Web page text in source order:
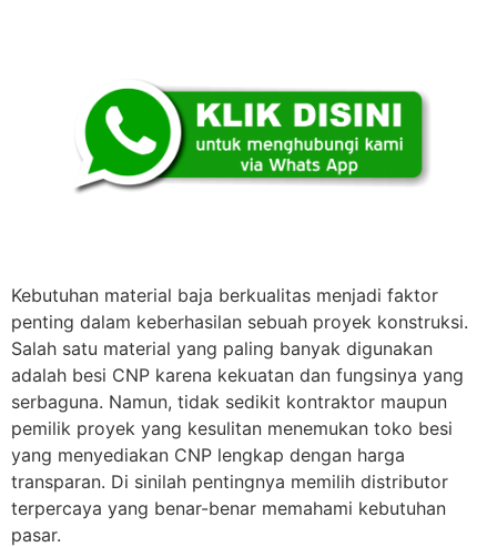
Kebutuhan material baja berkualitas menjadi faktor
penting dalam keberhasilan sebuah proyek konstruksi.
Salah satu material yang paling banyak digunakan
adalah besi CNP karena kekuatan dan fungsinya yang
serbaguna. Namun, tidak sedikit kontraktor maupun
pemilik proyek yang kesulitan menemukan toko besi
yang menyediakan CNP lengkap dengan harga
transparan. Di sinilah pentingnya memilih distributor
terpercaya yang benar-benar memahami kebutuhan
pasar.